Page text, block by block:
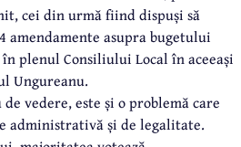
cei din urmă fiind dispuși să
asupra bugetului
plenul Consiliului Local în aceeași
Ungureanu.
vedere, este și o problemă care
administrativă și de legalitate.